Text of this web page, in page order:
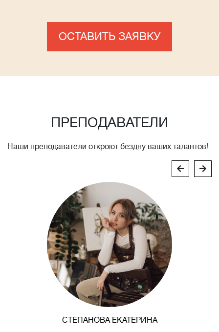
ОСТАВИТЬ ЗАЯВКУ
ПРЕПОДАВАТЕЛИ
Наши преподаватели откроют бездну ваших талантов!
СТЕПАНОВА ЕКАТЕРИНА